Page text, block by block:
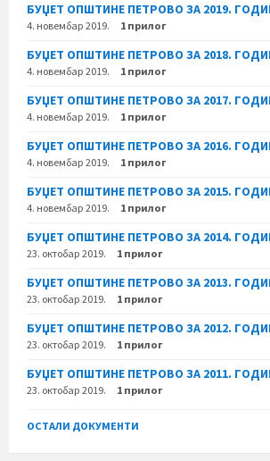
БУЏЕТ ОПШТИНЕ ПЕТРОВО ЗА 2019.
4. новембар 2019. 1 прилог
БУЏЕТ ОПШТИНЕ ПЕТРОВО ЗА 2018.
4. новембар 2019. 1 прилог
БУЏЕТ ОПШТИНЕ ПЕТРОВО ЗА 2017.
4. новембар 2019. 1 прилог
БУЏЕТ ОПШТИНЕ ПЕТРОВО ЗА 2016.
4. новембар 2019. 1 прилог
БУЏЕТ ОПШТИНЕ ПЕТРОВО ЗА 2015.
4. новембар 2019. 1 прилог
БУЏЕТ ОПШТИНЕ ПЕТРОВО ЗА 2014.
23. октобар 2019. 1 прилог
БУЏЕТ ОПШТИНЕ ПЕТРОВО ЗА 2013.
23. октобар 2019. 1 прилог
БУЏЕТ ОПШТИНЕ ПЕТРОВО ЗА 2012.
23. октобар 2019. 1 прилог
БУЏЕТ ОПШТИНЕ ПЕТРОВО ЗА 2011.
23. октобар 2019. 1 прилог
ОСТАЛИ ДОКУМЕНТИ